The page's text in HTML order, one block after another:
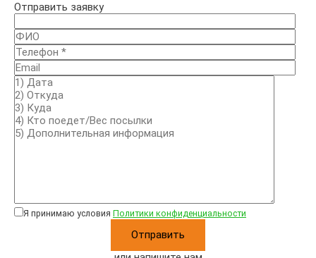
Отправить заявку
Я принимаю условия Политики конфиденциальности